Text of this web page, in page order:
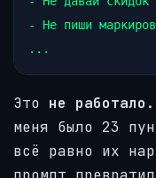
- Не пиши
Это не работало
меня было 23
всё равно их